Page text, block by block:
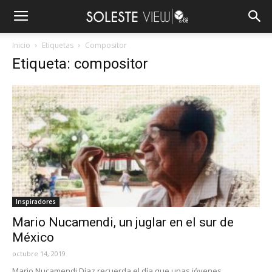
Inicio Etiquetas Compositor
Etiqueta: compositor
Inspiradores
Mario Nucamendi, un juglar en el sur de
México
octubre 14, 2019